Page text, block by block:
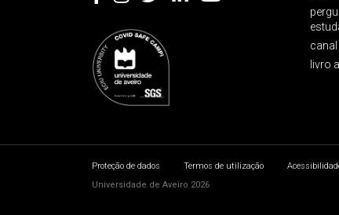
livro
Proteção de dados Termos de utilização
Universidade de Aveiro 2026